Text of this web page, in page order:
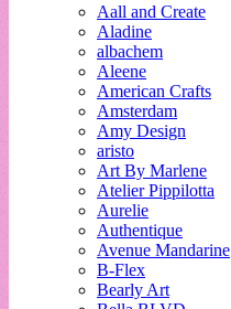
Aall and Create
Aladine
albachem
Aleene
American Crafts
Amsterdam
Amy Design
aristo
Art By Marlene
Atelier Pippilotta
Aurelie
Authentique
Avenue Mandarine
B-Flex
Bearly Art